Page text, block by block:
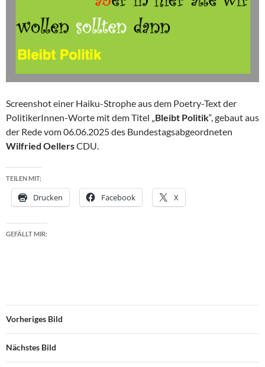
Screenshot einer Haiku-Strophe aus dem Poetry-Text der
PolitikerInnen-Worte mit dem Titel „Bleibt Politik“, gebaut aus
der Rede vom 06.06.2025 des Bundestagsabgeordneten
Wilfried OellersCDU.
TEILEN MIT:
Drucken Facebook X
GEFÄLLT MIR:
Vorheriges Bild
Nächstes Bild